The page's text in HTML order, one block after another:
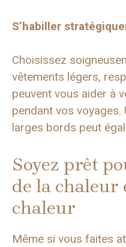
S’habiller
Choisissez
vêtements légers,
peuvent vous aider à
pendant vos voyages.
larges bords peut
Soyez prêt
de la chaleur
chaleur
Même si vous faites